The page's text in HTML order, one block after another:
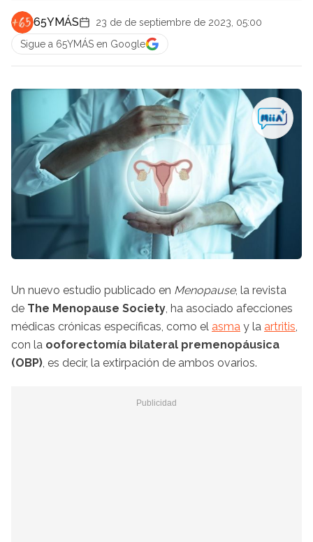
65YMÁS
23 de de septiembre de 2023, 05:00
Sigue a 65YMÁS en Google
Un nuevo estudio publicado en Menopause, la revista
de The Menopause Society, ha asociado afecciones
médicas crónicas específicas, como el asma y la artritis,
con la ooforectomía bilateral premenopáusica
(OBP), es decir, la extirpación de ambos ovarios.